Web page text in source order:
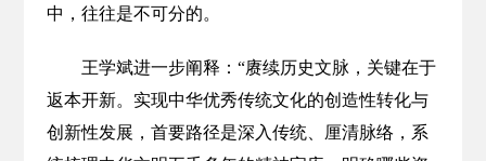
中，往往是不可分的。
王学斌进一步阐释：“赓续历史文脉，关键在于
返本开新。实现中华优秀传统文化的创造性转化与
创新性发展，首要路径是深入传统、厘清脉络，系